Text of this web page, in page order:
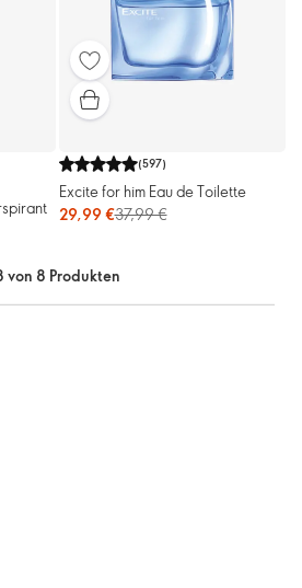
(597)
Excite for him Eau de Toilette
29,99 €37,99 €
von 8 Produkten